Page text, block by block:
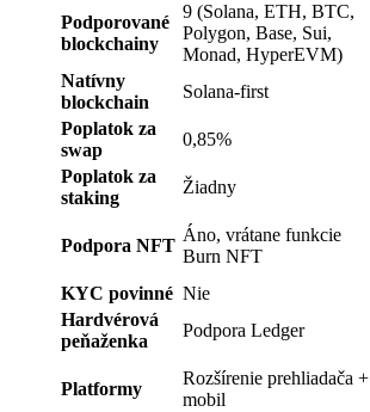
Podporované
blockchainy
9 (Solana, ETH, BTC,
Polygon, Base, Sui,
Monad, HyperEVM)
Natívny
blockchain
Solana-first
Poplatok za
swap
0,85%
Poplatok za
staking
Žiadny
Podpora NFT
Áno, vrátane funkcie
Burn NFT
KYC povinné Nie
Hardvérová
peňaženka
Podpora Ledger
Platformy
Rozšírenie prehliadača +
mobil